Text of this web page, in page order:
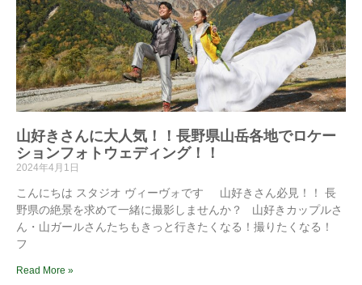
山好きさんに大人気！！長野県山岳各地でロケー
ションフォトウェディング！！
2024年4月1日
こんにちは スタジオ ヴィーヴォです 山好きさん必見！！ 長
野県の絶景を求めて一緒に撮影しませんか？ 山好きカップルさ
ん・山ガールさんたちもきっと行きたくなる！撮りたくなる！
フ
Read More »